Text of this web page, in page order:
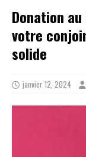
Donation
votre
solide
janvier 12, 2024